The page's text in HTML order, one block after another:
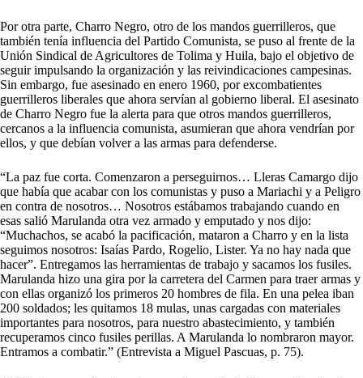
Por otra parte, Charro Negro, otro de los mandos guerrilleros, que
también tenía influencia del Partido Comunista, se puso al frente de la
Unión Sindical de Agricultores de Tolima y Huila, bajo el objetivo de
seguir impulsando la organización y las reivindicaciones campesinas.
Sin embargo, fue asesinado en enero 1960, por excombatientes
guerrilleros liberales que ahora servían al gobierno liberal. El asesinato
de Charro Negro fue la alerta para que otros mandos guerrilleros,
cercanos a la influencia comunista, asumieran que ahora vendrían por
ellos, y que debían volver a las armas para defenderse.
“La paz fue corta. Comenzaron a perseguirnos… Lleras Camargo dijo
que había que acabar con los comunistas y puso a Mariachi y a Peligro
en contra de nosotros… Nosotros estábamos trabajando cuando en
esas salió Marulanda otra vez armado y emputado y nos dijo:
“Muchachos, se acabó la pacificación, mataron a Charro y en la lista
seguimos nosotros: Isaías Pardo, Rogelio, Lister. Ya no hay nada que
hacer”. Entregamos las herramientas de trabajo y sacamos los fusiles.
Marulanda hizo una gira por la carretera del Carmen para traer armas y
con ellas organizó los primeros 20 hombres de fila. En una pelea iban
200 soldados; les quitamos 18 mulas, unas cargadas con materiales
importantes para nosotros, para nuestro abastecimiento, y también
recuperamos cinco fusiles perillas. A Marulanda lo nombraron mayor.
Entramos a combatir.” (Entrevista a Miguel Pascuas, p. 75).